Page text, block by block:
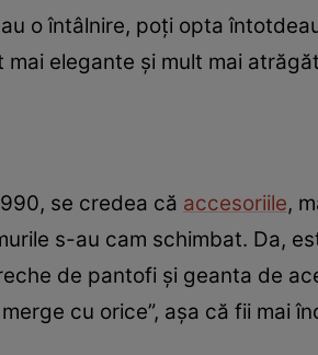
o întâlnire, poți opta
mai elegante și mult mai
se credea că accesoriile,
s-au cam schimbat. Da,
de pantofi și geanta de
cu orice”, așa că fii mai